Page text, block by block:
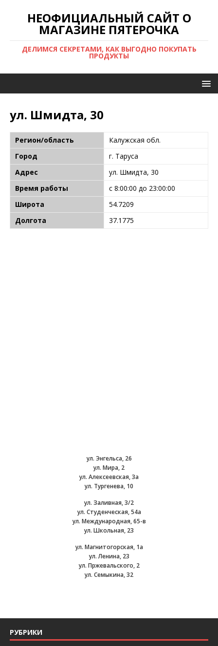
НЕОФИЦИАЛЬНЫЙ САЙТ О
МАГАЗИНЕ ПЯТЕРОЧКА
ДЕЛИМСЯ СЕКРЕТАМИ, КАК ВЫГОДНО ПОКУПАТЬ
ПРОДУКТЫ
ул. Шмидта, 30
Регион/область
Калужская обл.
Город
г. Таруса
Адрес
ул. Шмидта, 30
Время работы
с 8:00:00 до 23:00:00
Широта
54.7209
Долгота
37.1775
ул. Энгельса, 26
ул. Мира, 2
ул. Алексеевская, 3а
ул. Тургенева, 10
ул. Заливная, 3/2
ул. Студенческая, 54а
ул. Международная, 65-в
ул. Школьная, 23
ул. Магнитогорская, 1а
ул. Ленина, 23
ул. Пржевальского, 2
ул. Семыкина, 32
РУБРИКИ